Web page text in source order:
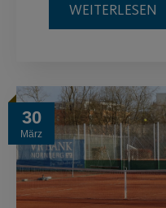
WEITERLESEN
30
März